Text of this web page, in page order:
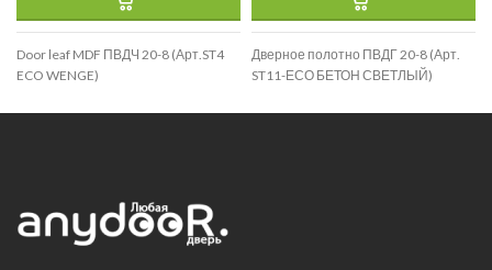
Door leaf MDF ПВДЧ 20-8 (Арт.ST4
ECO WENGE)
Дверное полотно ПВДГ 20-8 (Арт.
ST11-ЕСО БЕТОН СВЕТЛЫЙ)